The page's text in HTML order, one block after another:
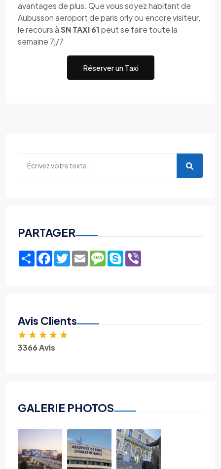
avantages de plus. Que vous soyez habitant de
Aubusson aeroport de paris orly ou encore visiteur,
le recours àSN TAXI 61peut se faire toute la
semaine 7j/7
Réserver un Taxi
PARTAGER
ShareFacebook
TwitterEmailMessage
Skype
Avis Clients
★ ★ ★ ★ ★
3366 Avis
GALERIE PHOTOS